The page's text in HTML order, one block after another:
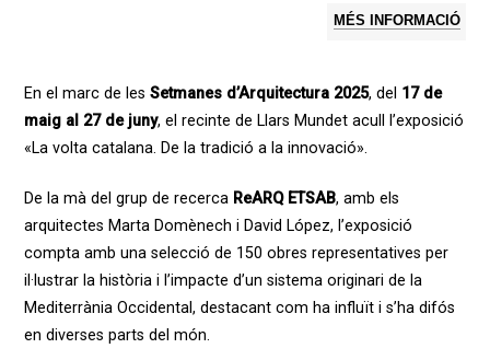
MÉS INFORMACIÓ
En el marc de les Setmanes d’Arquitectura 2025, del 17 de
maig al 27 de juny, el recinte de Llars Mundet acull l’exposició
«La volta catalana. De la tradició a la innovació».
De la mà del grup de recerca ReARQ ETSAB, amb els
arquitectes Marta Domènech i David López, l’exposició
compta amb una selecció de 150 obres representatives per
il·lustrar la història i l’impacte d’un sistema originari de la
Mediterrània Occidental, destacant com ha influït i s’ha difós
en diverses parts del món.